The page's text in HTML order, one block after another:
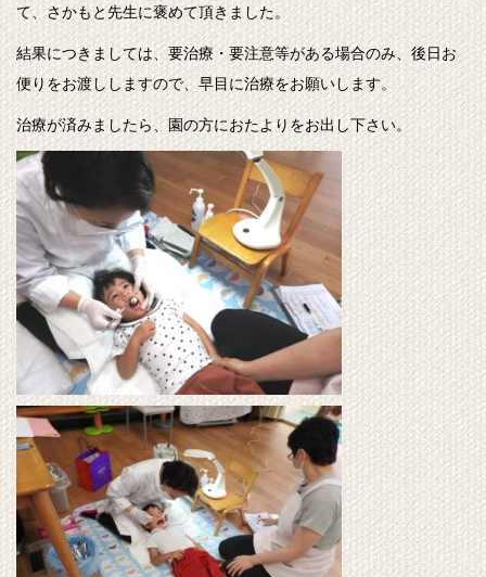
て、さかもと先生に褒めて頂きました。
結果につきましては、要治療・要注意等がある場合のみ、後日お
便りをお渡ししますので、早目に治療をお願いします。
治療が済みましたら、園の方におたよりをお出し下さい。